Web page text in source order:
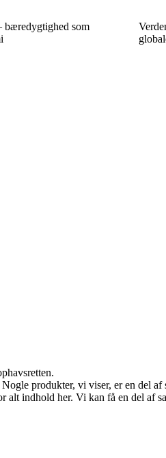
bæredygtighed som
produkter, vi viser, er en del
alt indhold her. Vi kan få en del af